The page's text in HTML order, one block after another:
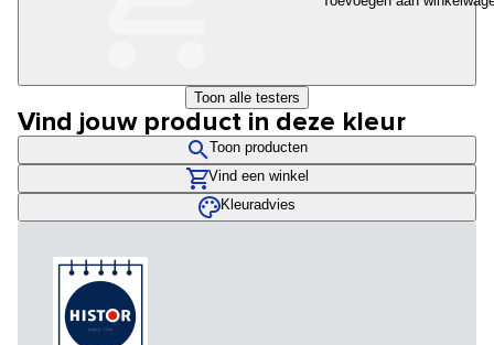
Toon alle testers
Vind jouw product in deze kleur
Toon producten
Vind een winkel
Kleuradvies